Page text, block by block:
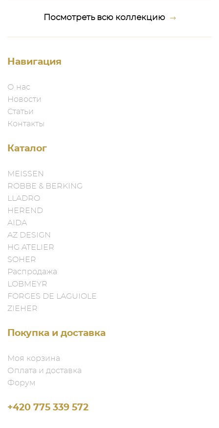
Посмотреть всю коллекцию
Навигация
О нас
Новости
Статьи
Контакты
Каталог
MEISSEN
ROBBE & BERKING
LLADRO
HEREND
AIDA
AZ DESIGN
HG ATELIER
SOHER
Распродажа
LOBMEYR
FORGES DE LAGUIOLE
ZIEHER
Покупка и доставка
Моя корзина
Оплата и доставка
Форум
+420 775 339 572